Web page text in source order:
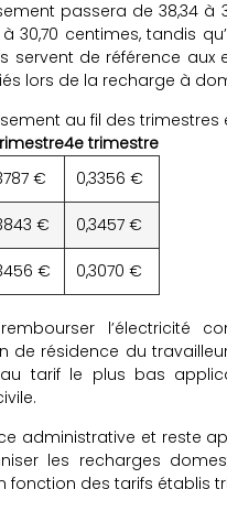
passera de 38,34 à
30,70 centimes, tandis
servent de référence
lors de la recharge à
au fil des trimestres
4e trimestre
€ 0,3356 €
€ 0,3457 €
€ 0,3070 €
l’électricité
de résidence du
tarif le plus bas
administrative et reste
les recharges
des tarifs établis